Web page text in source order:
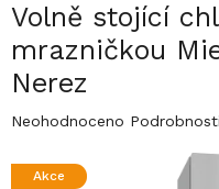
Volně stojící
mrazničkou
Nerez
Průměrné
produktu
Neohodnoceno
Akce